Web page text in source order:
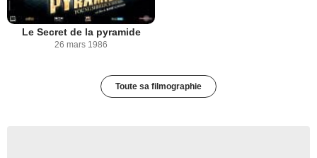
Le Secret de la pyramide
26 mars 1986
Toute sa filmographie